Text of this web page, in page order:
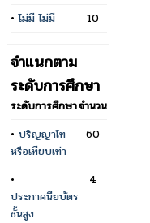
•ไม่มี ไม่มี 10
จำแนกตาม
ระดับการศึกษา
ระดับการศึกษาจำนวน
• ปริญญาโท
หรือเทียบเท่า
60
•
ประกาศนียบัตร
ชั้นสูง
4